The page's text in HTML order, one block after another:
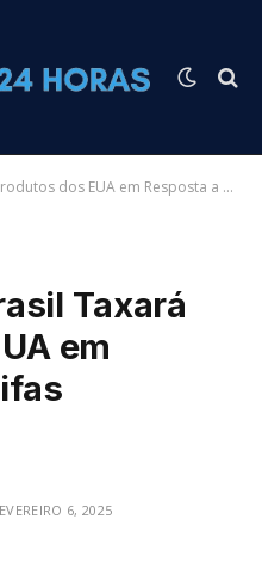
EUA em Resposta a Tarifas Americanas
Taxará
em
6, 2025